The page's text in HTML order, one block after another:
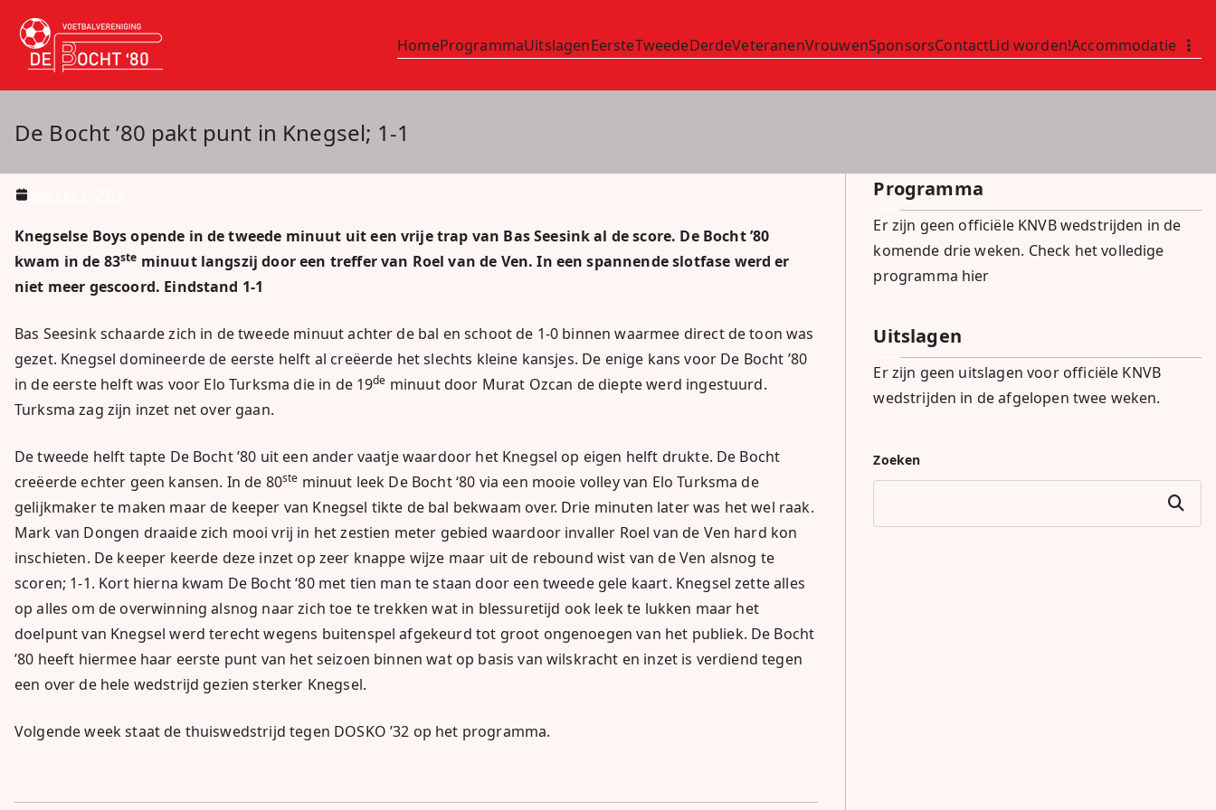
naar
inhoud
vv De Bocht '80
HomeProgrammaUitslagenEersteTweedeDerdeVeteranenVrouwenSponsorsContactLid worden!Accommodatie
De Bocht ’80 pakt punt in Knegsel; 1-1
Knegselse Boys opende in de tweede minuut uit een vrije trap van Bas Seesink al de score. De Bocht ’80
kwam in de 83ste minuut langszij door een treffer van Roel van de Ven. In een spannende slotfase werd er
niet meer gescoord. Eindstand 1-1
Bas Seesink schaarde zich in de tweede minuut achter de bal en schoot de 1-0 binnen waarmee direct de toon was
gezet. Knegsel domineerde de eerste helft al creëerde het slechts kleine kansjes. De enige kans voor De Bocht ’80
in de eerste helft was voor Elo Turksma die in de 19de minuut door Murat Ozcan de diepte werd ingestuurd.
Turksma zag zijn inzet net over gaan.
De tweede helft tapte De Bocht ’80 uit een ander vaatje waardoor het Knegsel op eigen helft drukte. De Bocht
creëerde echter geen kansen. In de 80ste minuut leek De Bocht ‘80 via een mooie volley van Elo Turksma de
gelijkmaker te maken maar de keeper van Knegsel tikte de bal bekwaam over. Drie minuten later was het wel raak.
Mark van Dongen draaide zich mooi vrij in het zestien meter gebied waardoor invaller Roel van de Ven hard kon
inschieten. De keeper keerde deze inzet op zeer knappe wijze maar uit de rebound wist van de Ven alsnog te
scoren; 1-1. Kort hierna kwam De Bocht ‘80 met tien man te staan door een tweede gele kaart. Knegsel zette alles
op alles om de overwinning alsnog naar zich toe te trekken wat in blessuretijd ook leek te lukken maar het
doelpunt van Knegsel werd terecht wegens buitenspel afgekeurd tot groot ongenoegen van het publiek. De Bocht
’80 heeft hiermee haar eerste punt van het seizoen binnen wat op basis van wilskracht en inzet is verdiend tegen
een over de hele wedstrijd gezien sterker Knegsel.
Volgende week staat de thuiswedstrijd tegen DOSKO ’32 op het programma.
Programma
Er zijn geen officiële KNVB wedstrijden in de
komende drie weken. Check het volledige
programma hier
Uitslagen
Er zijn geen uitslagen voor officiële KNVB
wedstrijden in de afgelopen twee weken.
Zoeken
Zoeken